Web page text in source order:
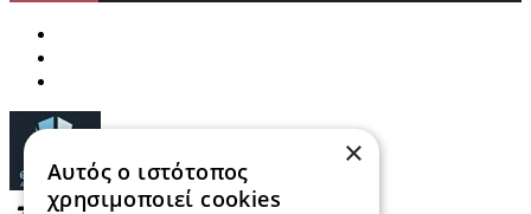
×
Αυτός ο ιστότοπος
χρησιμοποιεί cookies